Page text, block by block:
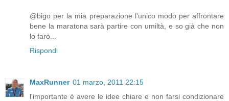
@bigo per la mia preparazione l'unico modo per affrontare
bene la maratona sarà partire con umiltà, e so già che non
lo farò...
Rispondi
MaxRunner 01 marzo, 2011 22:15
l'importante è avere le idee chiare e non farsi condizionare